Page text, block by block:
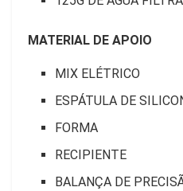
MATERIAL DE APOIO
MIX ELÉTRICO
ESPÁTULA DE
FORMA
RECIPIENTE
BALANÇA DE